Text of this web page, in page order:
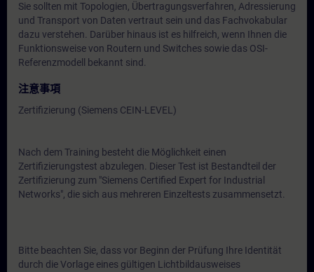
Sie sollten mit Topologien, Übertragungsverfahren, Adressierung
und Transport von Daten vertraut sein und das Fachvokabular
dazu verstehen. Darüber hinaus ist es hilfreich, wenn Ihnen die
Funktionsweise von Routern und Switches sowie das OSI-
Referenzmodell bekannt sind.
注意事項
Zertifizierung (Siemens CEIN-LEVEL)
Nach dem Training besteht die Möglichkeit einen
Zertifizierungstest abzulegen. Dieser Test ist Bestandteil der
Zertifizierung zum "Siemens Certified Expert for Industrial
Networks", die sich aus mehreren Einzeltests zusammensetzt.
Bitte beachten Sie, dass vor Beginn der Prüfung Ihre Identität
durch die Vorlage eines gültigen Lichtbildausweises